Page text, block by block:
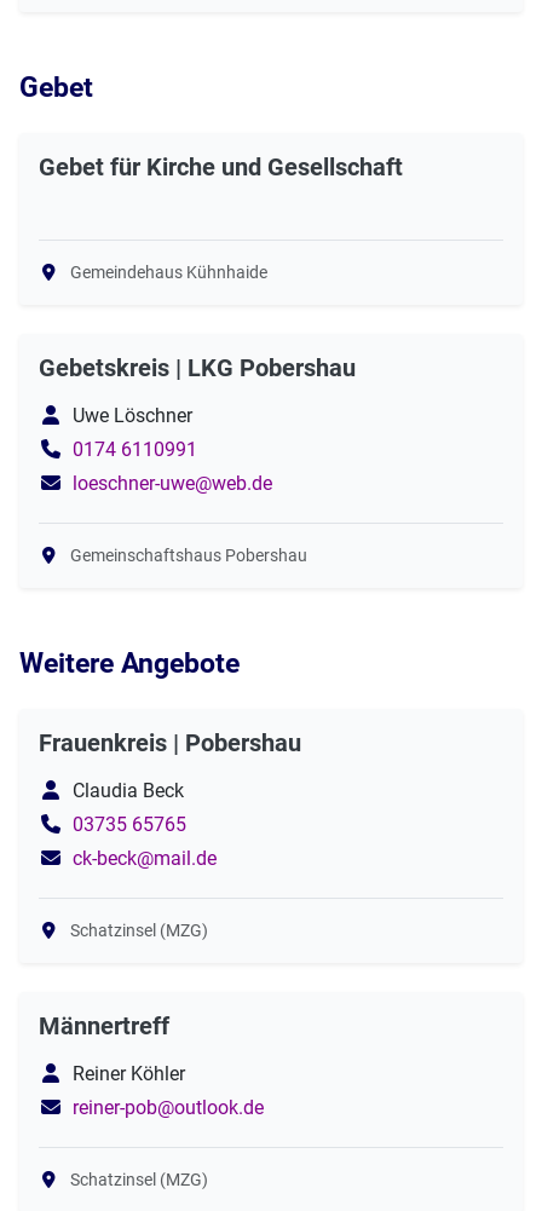
Gebet
Gebet für Kirche und Gesellschaft
Gemeindehaus Kühnhaide
Gebetskreis | LKG Pobershau
Uwe Löschner
0174 6110991
loeschner-uwe@web.de
Gemeinschaftshaus Pobershau
Weitere Angebote
Frauenkreis | Pobershau
Claudia Beck
03735 65765
ck-beck@mail.de
Schatzinsel (MZG)
Männertreff
Reiner Köhler
reiner-pob@outlook.de
Schatzinsel (MZG)